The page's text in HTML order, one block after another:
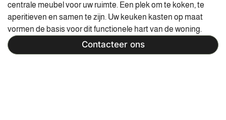
centrale meubel voor uw ruimte. Een plek om te koken, te
aperitieven en samen te zijn. Uw keuken kasten op maat
vormen de basis voor dit functionele hart van de woning.
Contacteer ons